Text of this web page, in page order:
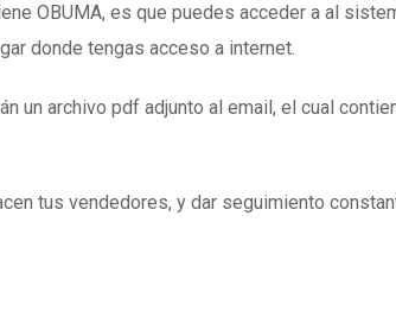
OBUMA, es que puedes acceder a al
donde tengas acceso a internet.
un archivo pdf adjunto al email, el cual
tus vendedores, y dar seguimiento